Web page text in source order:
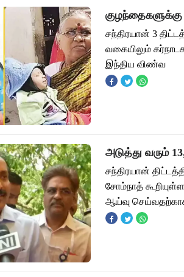
சந்திரயான் 3
வகையிலும்
இந்திய விண்வ
அடுத்து வரும்
சந்திரயான்
சோம்நாத்
ஆய்வு